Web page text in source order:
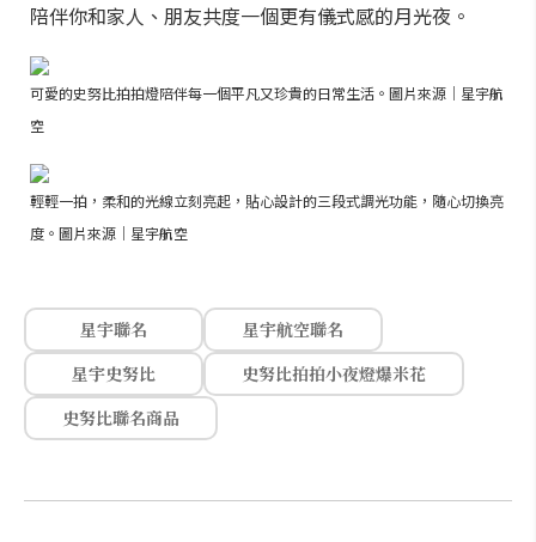
陪伴你和家人、朋友共度一個更有儀式感的月光夜。
可愛的史努比拍拍燈陪伴每一個平凡又珍貴的日常生活。圖片來源｜星宇航
空
輕輕一拍，柔和的光線立刻亮起，貼心設計的三段式調光功能，隨心切換亮
度。圖片來源｜星宇航空
星宇聯名
星宇航空聯名
星宇史努比
史努比拍拍小夜燈爆米花
史努比聯名商品